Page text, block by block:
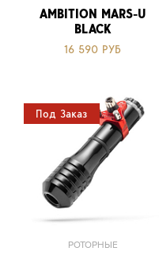
AMBITION MARS-U
BLACK
16 590 РУБ
Под Заказ
РОТОРНЫЕ